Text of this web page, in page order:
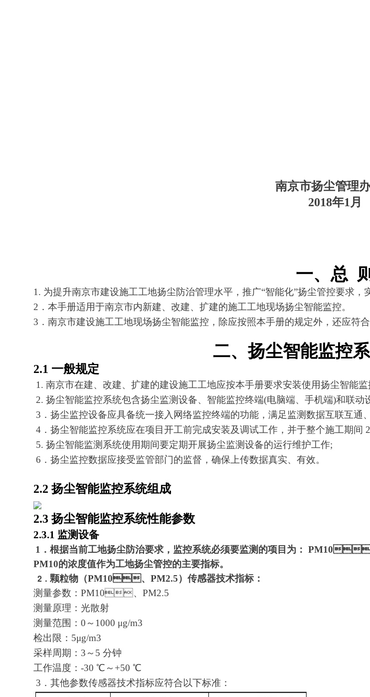
南京市扬尘管理
2018年1月
一、总
1. 为提升南京市建设施工工地扬尘防治管理水平，推广“智能化”扬尘管控要求，实
2．本手册适用于南京市内新建、改建、扩建的施工工地现场扬尘智能监控。
3．南京市建设施工工地现场扬尘智能监控，除应按照本手册的规定外，还应符
二、扬尘智能监控
2.1 一般规定
1. 南京市在建、改建、扩建的建设施工工地应按本手册要求安装使用扬尘智能监控系
2. 扬尘智能监控系统包含扬尘监测设备、智能监控终端(电脑端、手机端)和联动设备
3．扬尘监控设备应具备统一接入网络监控终端的功能，满足监测数据互联互通、
4．扬尘智能监控系统应在项目开工前完成安装及调试工作，并于整个施工期间 24
5. 扬尘智能监测系统使用期间要定期开展扬尘监测设备的运行维护工作;
6．扬尘监控数据应接受监管部门的监督，确保上传数据真实、有效。
2.2 扬尘智能监控系统组成
2.3 扬尘智能监控系统性能参数
2.3.1 监测设备
1．根据当前工地扬尘防治要求，监控系统必须要监测的项目为： PM10、
PM10的浓度值作为工地扬尘管控的主要指标。
2．颗粒物（PM10、PM2.5）传感器技术指标：
测量参数：PM10、PM2.5
测量原理：光散射
测量范围：0～1000 μg/m3
检出限：5μg/m3
采样周期：3～5 分钟
工作温度：-30 ℃～+50 ℃
3．其他参数传感器技术指标应符合以下标准：